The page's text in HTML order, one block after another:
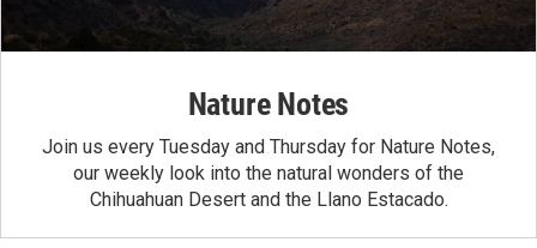
Nature Notes
Join us every Tuesday and Thursday for Nature Notes,
our weekly look into the natural wonders of the
Chihuahuan Desert and the Llano Estacado.